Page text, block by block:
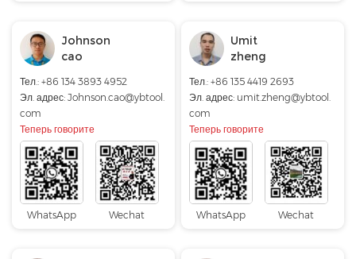
Johnson
cao
Тел.: +86 134 3893 4952
Эл. адрес: Johnson.cao@ybtool.
com
Теперь говорите
WhatsApp Wechat
Umit
zheng
Тел.: +86 135 4419 2693
Эл. адрес: umit.zheng@ybtool.
com
Теперь говорите
WhatsApp Wechat